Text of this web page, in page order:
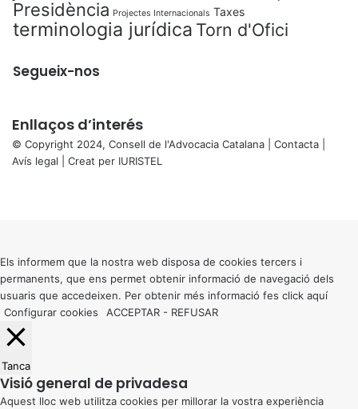
Presidència Projectes Internacionals Taxes
terminologia jurídica Torn d'Ofici
Segueix-nos
Enllaços d’interés
© Copyright 2024, Consell de l'Advocacia Catalana | Contacta
Avís legal | Creat per IURISTEL
button
Els informem que la nostra web disposa de cookies tercers i
permanents, que ens permet obtenir informació de navegació dels
usuaris que accedeixen. Per obtenir més informació fes click aquí
Configurar cookies
ACCEPTAR - REFUSAR
Tanca
Visió general de privadesa
Aquest lloc web utilitza cookies per millorar la vostra experiència